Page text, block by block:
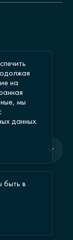
быть в
на
мы
данных.